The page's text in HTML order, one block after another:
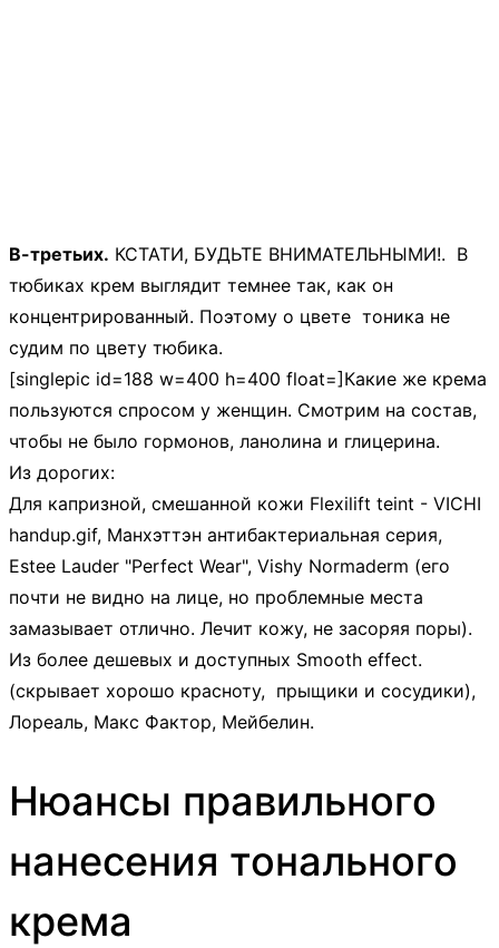
В-третьих. КСТАТИ, БУДЬТЕ ВНИМАТЕЛЬНЫМИ!. В
тюбиках крем выглядит темнее так, как он
концентрированный. Поэтому о цвете тоника не
судим по цвету тюбика.
[singlepic id=188 w=400 h=400 float=]Какие же крема
пользуются спросом у женщин. Смотрим на состав,
чтобы не было гормонов, ланолина и глицерина.
Из дорогих:
Для капризной, смешанной кожи Flexilift teint - VICHI
handup.gif, Манхэттэн антибактериальная серия,
Estee Lauder "Perfect Wear", Vishy Normaderm (его
почти не видно на лице, но проблемные места
замазывает отлично. Лечит кожу, не засоряя поры).
Из более дешевых и доступных Smooth effect.
(скрывает хорошо красноту, прыщики и сосудики),
Лореаль, Макс Фактор, Мейбелин.
Нюансы правильного
нанесения тонального
крема